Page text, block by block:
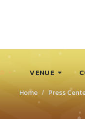
VENUE
Home Press